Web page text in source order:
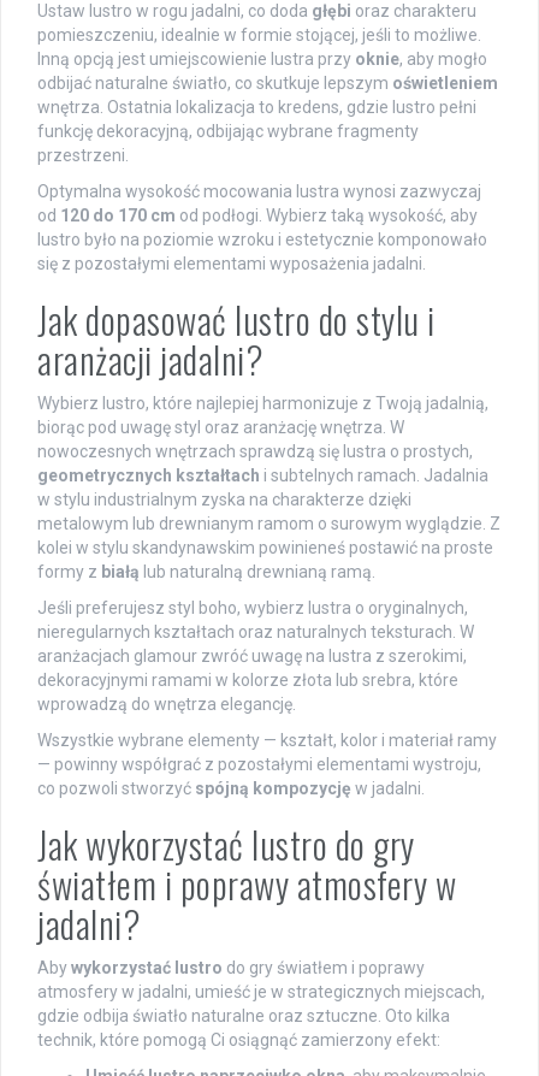
Ustaw lustro w rogu jadalni, co doda głębi oraz charakteru
pomieszczeniu, idealnie w formie stojącej, jeśli to możliwe.
Inną opcją jest umiejscowienie lustra przy oknie, aby mogło
odbijać naturalne światło, co skutkuje lepszym oświetleniem
wnętrza. Ostatnia lokalizacja to kredens, gdzie lustro pełni
funkcję dekoracyjną, odbijając wybrane fragmenty
przestrzeni.
Optymalna wysokość mocowania lustra wynosi zazwyczaj
od 120 do 170 cm od podłogi. Wybierz taką wysokość, aby
lustro było na poziomie wzroku i estetycznie komponowało
się z pozostałymi elementami wyposażenia jadalni.
Jak dopasować lustro do stylu i
aranżacji jadalni?
Wybierz lustro, które najlepiej harmonizuje z Twoją jadalnią,
biorąc pod uwagę styl oraz aranżację wnętrza. W
nowoczesnych wnętrzach sprawdzą się lustra o prostych,
geometrycznych kształtach i subtelnych ramach. Jadalnia
w stylu industrialnym zyska na charakterze dzięki
metalowym lub drewnianym ramom o surowym wyglądzie. Z
kolei w stylu skandynawskim powinieneś postawić na proste
formy z białą lub naturalną drewnianą ramą.
Jeśli preferujesz styl boho, wybierz lustra o oryginalnych,
nieregularnych kształtach oraz naturalnych teksturach. W
aranżacjach glamour zwróć uwagę na lustra z szerokimi,
dekoracyjnymi ramami w kolorze złota lub srebra, które
wprowadzą do wnętrza elegancję.
Wszystkie wybrane elementy — kształt, kolor i materiał ramy
— powinny współgrać z pozostałymi elementami wystroju,
co pozwoli stworzyć spójną kompozycję w jadalni.
Jak wykorzystać lustro do gry
światłem i poprawy atmosfery w
jadalni?
Abywykorzystać lustro do gry światłem i poprawy
atmosfery w jadalni, umieść je w strategicznych miejscach,
gdzie odbija światło naturalne oraz sztuczne. Oto kilka
technik, które pomogą Ci osiągnąć zamierzony efekt: